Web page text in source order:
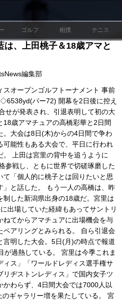
ゴルフ 相撲 テニス
は、上田桃子＆18歳アマと
編集部
オープンゴルフトーナメント 事前
パー72) 開幕を2日後に控え
せが発表され、引退表明して初の大
歳アマチュアの高橋彩華と2日間
。大会は8日(木)からの4日間で争わ
能性もある大会で、平日に行われ
。 上田は宮里の背中を追うように
参戦し、ともに世界で切磋琢磨した
「個人的に桃子とは回りたいと思
」と話した。 もう一人の高橋は、昨
した新潟県出身の18歳だ。宮里は
出場していた経緯もあってサントリ
ねてからアマチュアに出場機会を与
ペアリングとみられる。 自ら引退会
言明した大会。5日(月)の時点で報道
が過熱している。 宮里は今季これま
ィス」「ワールドレディス選手権サ
リヂストンレディス」で国内女子ツ
かわらず、4日間大会では7000人以
ギャラリー増を果たしている。 宮